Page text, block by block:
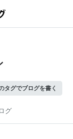
タグでブログを書く
グ